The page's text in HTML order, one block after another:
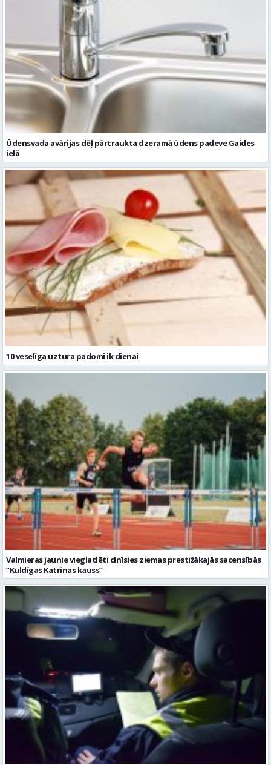
Ūdensvada avārijas dēļ pārtraukta dzeramā ūdens padeve Gaides
ielā
10 veselīga uztura padomi ik dienai
Valmieras jaunie vieglatlēti cīnīsies ziemas prestižākajās sacensībās
“Kuldīgas Katrīnas kauss”